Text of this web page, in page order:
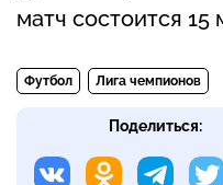
матч состоится
Футбол Лига чемпионов
Поделиться: